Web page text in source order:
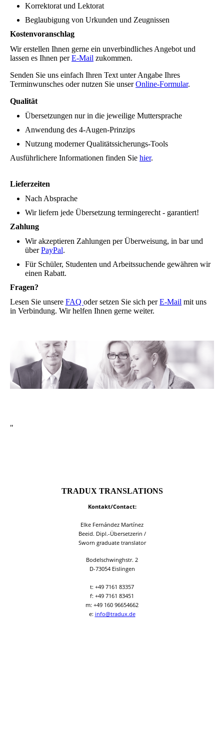
Korrektorat und Lektorat
Beglaubigung von Urkunden und Zeugnissen
Kostenvoranschlag
Wir erstellen Ihnen gerne ein unverbindliches Angebot und
lassen es Ihnen perE-Mail zukommen.
Senden Sie uns einfach Ihren Text unter Angabe Ihres
Terminwunsches oder nutzen Sie unserOnline-Formular.
Qualität
Übersetzungen nur in die jeweilige Muttersprache
Anwendung des 4-Augen-Prinzips
Nutzung moderner Qualitätssicherungs-Tools
Ausführlichere Informationen finden Sie hier.
Lieferzeiten
Nach Absprache
Wir liefern jede Übersetzung termingerecht - garantiert!
Zahlung
Wir akzeptieren Zahlungen per Überweisung, in bar und
überPayPal.
Für Schüler, Studenten und Arbeitssuchende gewähren wir
einen Rabatt.
Fragen?
Lesen Sie unsere FAQ oder setzen Sie sich perE-Mail mit uns
in Verbindung. Wir helfen Ihnen gerne weiter.
"
TRADUX TRANSLATIONS
Kontakt/Contact:
Elke Fernández Martínez
Beeid. Dipl.-Übersetzerin /
Sworn graduate translator
Bodelschwinghstr. 2
D-73054 Eislingen
t: +49 7161 83357
f: +49 7161 83451
m: +49 160 96654662
e: info@tradux.de